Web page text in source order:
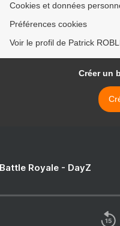
Cookies et données
Préférences cookies
Voir le profil de Patrick
Créer un
Royale - DayZ